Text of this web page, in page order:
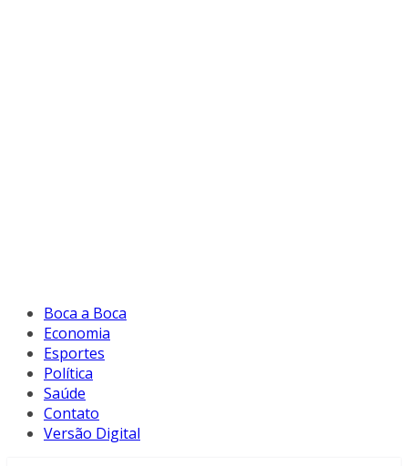
Boca a Boca
Economia
Esportes
Política
Saúde
Contato
Versão Digital